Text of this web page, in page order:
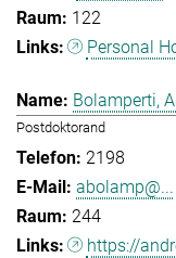
122
Personal
Bolamperti,
Postdoktorand
2198
abolamp@...
244
https://